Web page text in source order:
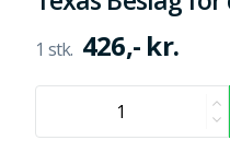
426,- kr.